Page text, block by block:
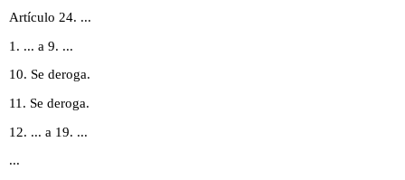
Artículo 24. ...
1. ... a 9. ...
10. Se deroga.
11. Se deroga.
12. ... a 19. ...
...